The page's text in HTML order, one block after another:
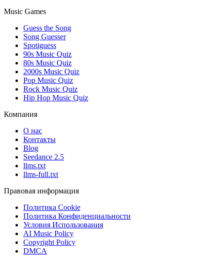
Music Games
Guess the Song
Song Guesser
Spotiguess
90s Music Quiz
80s Music Quiz
2000s Music Quiz
Pop Music Quiz
Rock Music Quiz
Hip Hop Music Quiz
Компания
О нас
Контакты
Blog
Seedance 2.5
llms.txt
llms-full.txt
Правовая информация
Политика Cookie
Политика Конфиденциальности
Условия Использования
AI Music Policy
Copyright Policy
DMCA